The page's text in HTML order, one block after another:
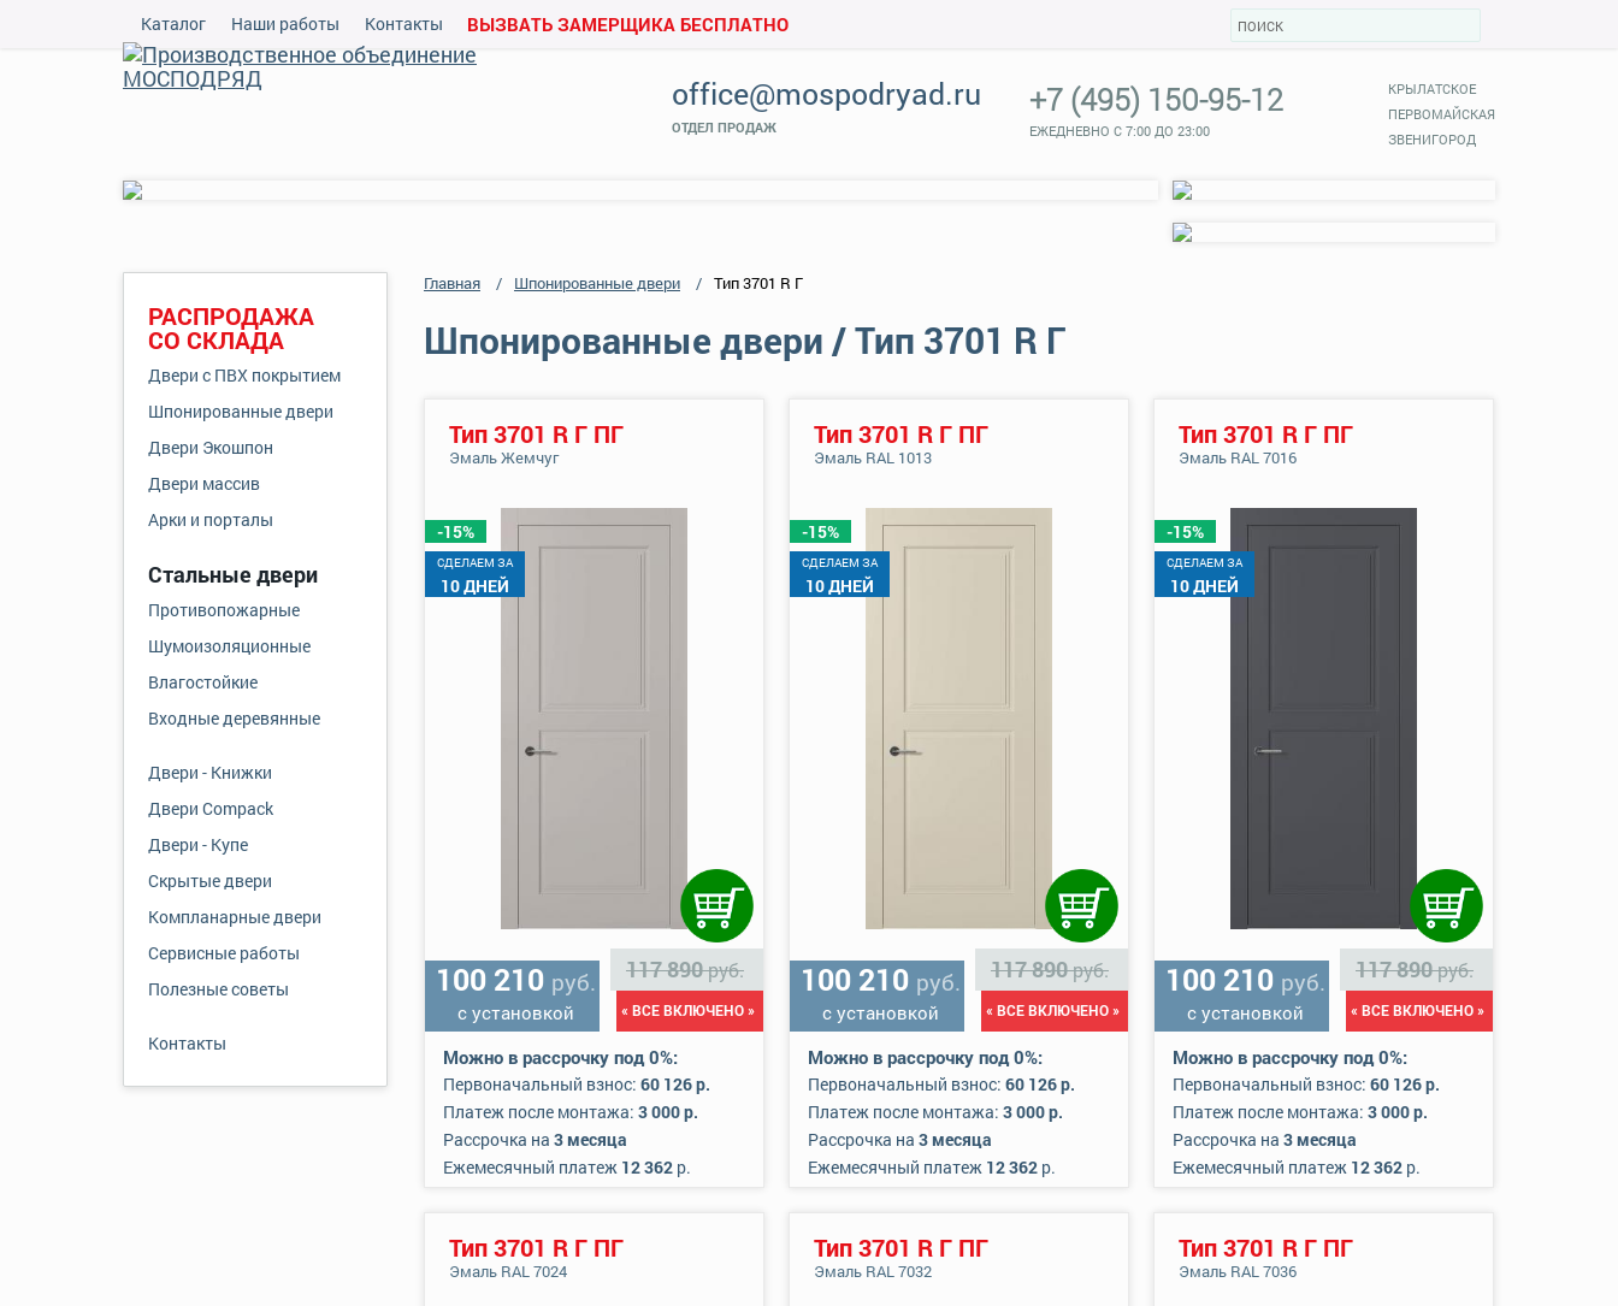
Каталог Наши работы Контакты ВЫЗВАТЬ ЗАМЕРЩИКА БЕСПЛАТНО
КРЫЛАТСКОЕ
ПЕРВОМАЙСКАЯ
ЗВЕНИГОРОД
+7 (495) 150-95-12
ЕЖЕДНЕВНО С 7:00 ДО 23:00
office@mospodryad.ru
ОТДЕЛ ПРОДАЖ
РАСПРОДАЖА
СО СКЛАДА
Двери с ПВХ покрытием
Шпонированные двери
Двери Экошпон
Двери массив
Арки и порталы
Стальные двери
Противопожарные
Шумоизоляционные
Влагостойкие
Входные деревянные
Двери - Книжки
Двери Compack
Двери - Купе
Скрытые двери
Компланарные двери
Сервисные работы
Полезные советы
Контакты
Главная Шпонированные двери Тип 3701 R Г
Шпонированные двери / Тип 3701 R Г
-15%
CДЕЛАЕМ ЗА
10 ДНЕЙ
Тип 3701 R Г ПГ
Эмаль Жемчуг
100 210 руб.
с установкой
117 890руб.
« ВСЕ ВКЛЮЧЕНО »
Можно в рассрочку под 0%:
Первоначальный взнос: 60 126 р.
Платеж после монтажа: 3 000 р.
Рассрочка на 3 месяца
Ежемесячный платеж 12 362 р.
-15%
CДЕЛАЕМ ЗА
10 ДНЕЙ
Тип 3701 R Г ПГ
Эмаль RAL 1013
100 210 руб.
с установкой
117 890руб.
« ВСЕ ВКЛЮЧЕНО »
Можно в рассрочку под 0%:
Первоначальный взнос: 60 126 р.
Платеж после монтажа: 3 000 р.
Рассрочка на 3 месяца
Ежемесячный платеж 12 362 р.
-15%
CДЕЛАЕМ ЗА
10 ДНЕЙ
Тип 3701 R Г ПГ
Эмаль RAL 7016
100 210 руб.
с установкой
117 890руб.
« ВСЕ ВКЛЮЧЕНО »
Можно в рассрочку под 0%:
Первоначальный взнос: 60 126 р.
Платеж после монтажа: 3 000 р.
Рассрочка на 3 месяца
Ежемесячный платеж 12 362 р.
Тип 3701 R Г ПГ
Эмаль RAL 7024
Тип 3701 R Г ПГ
Эмаль RAL 7032
Тип 3701 R Г ПГ
Эмаль RAL 7036